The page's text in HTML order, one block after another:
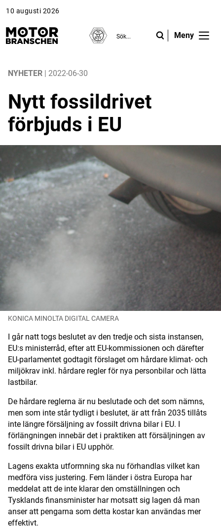
10 augusti 2026
Meny
Reportage
Krönikor
Fråga experterna
Platsbanken
Läs e-tidningen
Digital prenumeration
Om Motorbranschen
Kontakt
Det här är vi
Arbeta för oss
NYHETER | 2022-06-30
Nytt fossildrivet
förbjuds i EU
KONICA MINOLTA DIGITAL CAMERA
I går natt togs beslutet av den tredje och sista instansen,
EU:s ministerråd, efter att EU-kommissionen och därefter
EU-parlamentet godtagit förslaget om hårdare klimat- och
miljökrav inkl. hårdare regler för nya personbilar och lätta
lastbilar.
De hårdare reglerna är nu beslutade och det som nämns,
men som inte står tydligt i beslutet, är att från 2035 tillåts
inte längre försäljning av fossilt drivna bilar i EU. I
förlängningen innebär det i praktiken att försäljningen av
fossilt drivna bilar i EU upphör.
Lagens exakta utformning ska nu förhandlas vilket kan
medföra viss justering. Fem länder i östra Europa har
meddelat att de inte klarar den omställningen och
Tysklands finansminister har motsatt sig lagen då man
anser att pengarna som detta kostar kan användas mer
effektivt.